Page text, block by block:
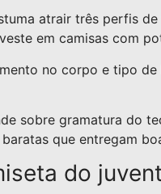
atrair três perfis
em camisas com
no corpo e tipo
sobre gramatura do
que entregam
do